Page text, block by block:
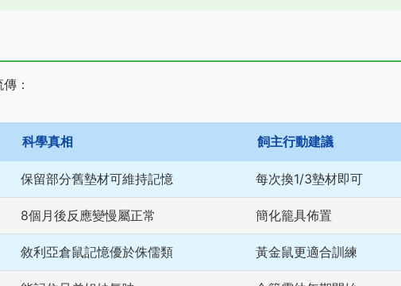
：
科學真相 飼主行動建議
保留部分舊墊材可維持記憶 每次換1/3墊材即可
8個月後反應變慢屬正常 簡化籠具佈置
敘利亞倉鼠記憶優於侏儒類 黃金鼠更適合訓練